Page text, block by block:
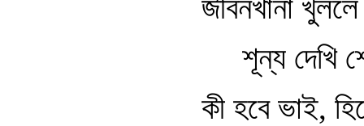
জীবনখানা
শূন্য দেখি
কী হবে ভাই,